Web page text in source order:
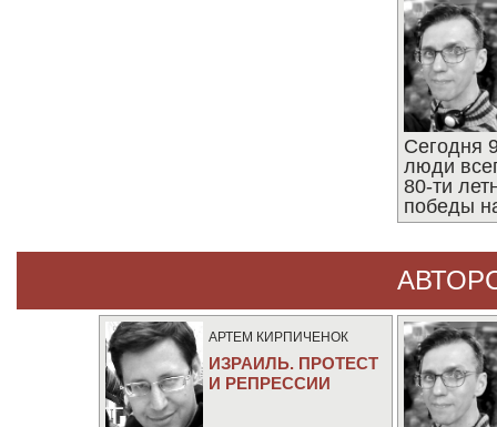
Сегодня
люди
80-ти
победы
АРТЕМ КИРПИЧЕНОК
ИЗРАИЛЬ. ПРОТЕСТ
И РЕПРЕССИИ